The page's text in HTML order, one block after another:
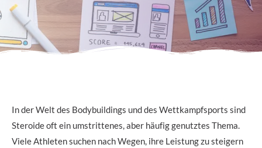
In der Welt des Bodybuildings und des Wettkampfsports sind
Steroide oft ein umstrittenes, aber häufig genutztes Thema.
Viele Athleten suchen nach Wegen, ihre Leistung zu steigern